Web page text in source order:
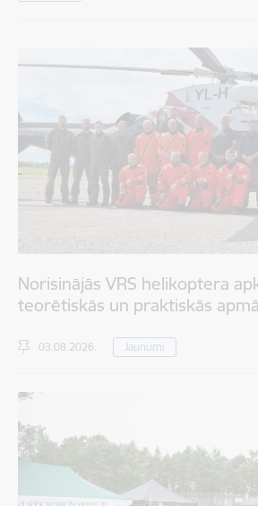
Norisinājās VRS helikoptera
teorētiskās un praktiskās
03.08.2026. Jaunumi